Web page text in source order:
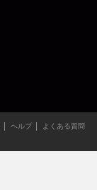
ヘルプ
よくある質問